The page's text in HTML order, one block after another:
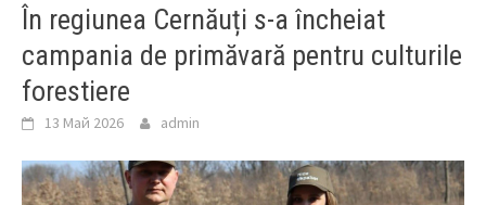
În regiunea Cernăuți s-a încheiat
campania de primăvară pentru culturile
forestiere
13 Май 2026 admin